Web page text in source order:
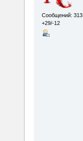
Сообщений: 313
+29/-12